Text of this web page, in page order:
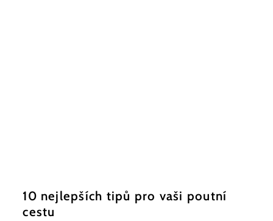
10 nejlepších tipů pro vaši poutní
cestu